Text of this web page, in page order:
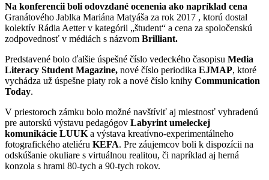
Na konferencii boli odovzdané ocenenia ako napríklad cena
Granátového Jablka Mariána Matyáša za rok 2017 , ktorú dostal
kolektív Rádia Aetter v kategórii „študent“ a cena za spoločenskú
zodpovednosť v médiách s názvom Brilliant.
Predstavené bolo ďalšie úspešné číslo vedeckého časopisu Media
Literacy Student Magazine, nové číslo periodika EJMAP, ktoré
vychádza už úspešne piaty rok a nové číslo knihy Communication
Today.
V priestoroch zámku bolo možné navštíviť aj miestnosť vyhradenú
pre autorskú výstavu pedagógov Labyrint umeleckej
komunikácie LUUK a výstava kreatívno-experimentálneho
fotografického ateliéru KEFA. Pre záujemcov boli k dispozícii na
odskúšanie okuliare s virtuálnou realitou, či napríklad aj herná
konzola s hrami 80-tych a 90-tych rokov.